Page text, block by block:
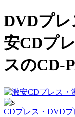
DVDプレ
安CDプ
スのCD-
CDプレス・DVDプ